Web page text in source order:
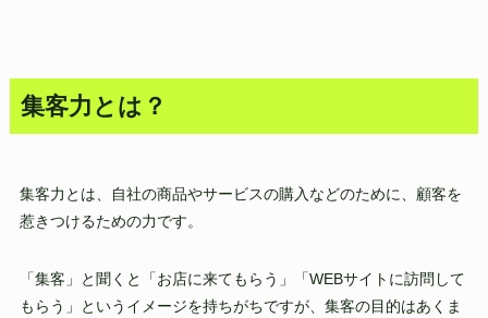
集客力とは？
集客力とは、自社の商品やサービスの購入などのために、顧客を
惹きつけるための力です。
「集客」と聞くと「お店に来てもらう」「WEBサイトに訪問して
もらう」というイメージを持ちがちですが、集客の目的はあくま